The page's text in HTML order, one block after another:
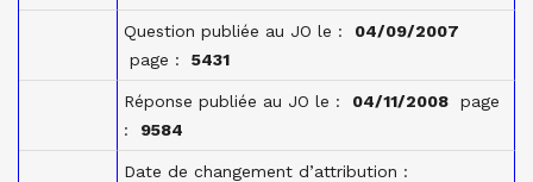
Question publiée au JO le : 04/09/2007
page : 5431
Réponse publiée au JO le : 04/11/2008 page
: 9584
Date de changement d’attribution :